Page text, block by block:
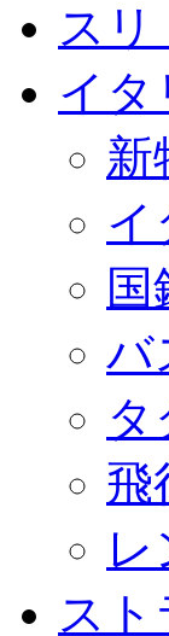
ス
イタ
新
イ
国
バ
飛
ス